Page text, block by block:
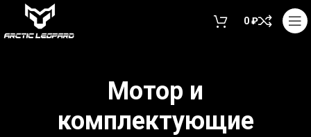
0₽
Мотор и
комплектующие